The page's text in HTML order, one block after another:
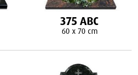
375 ABC
60 x 70 cm